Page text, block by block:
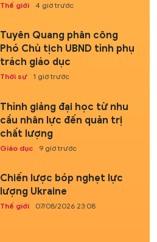
Thế giới 4 giờ trước
Tuyên Quang phân công
Phó Chủ tịch UBND tỉnh phụ
trách giáo dục
Thời sự 1 giờ trước
Thỉnh giảng đại học từ nhu
cầu nhân lực đến quản trị
chất lượng
Giáo dục 9 giờ trước
Chiến lược bóp nghẹt lực
lượng Ukraine
Thế giới 07/08/2026 23:08